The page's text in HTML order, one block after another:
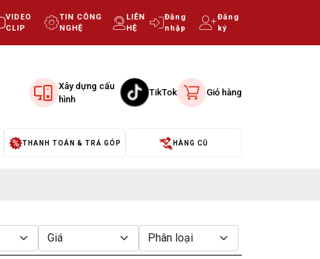
VIDEO
CLIP
TIN CÔNG
NGHỆ
LIÊN
HỆ
Đăng
nhập
Đăng
ký
Xây dựng cấu
hình
TikTok Giỏ hàng
THANH TOÁN & TRẢ GÓP HÀNG CŨ